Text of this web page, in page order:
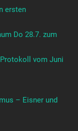
ersten
Do 28.7. zum
vom Juni
– Eisner und